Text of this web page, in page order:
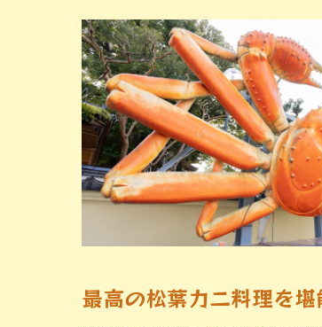
最高の松葉カニ料理を